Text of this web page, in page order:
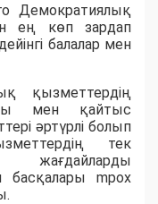
Демократиялық
ең көп зардап
балалар мен
қызметтердің
мен қайтыс
әртүрлі болып
тек
жағдайларды
басқалары mpox